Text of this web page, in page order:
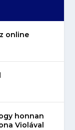
online
honnan
Violával